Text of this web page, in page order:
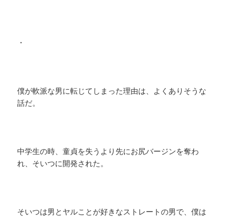
・
僕が軟派な男に転じてしまった理由は、よくありそうな
話だ。
中学生の時、童貞を失うより先にお尻バージンを奪わ
れ、そいつに開発された。
そいつは男とヤルことが好きなストレートの男で、僕は